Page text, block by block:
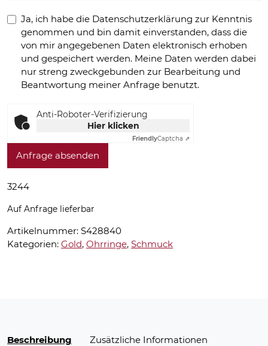
Ja, ich habe die Datenschutzerklärung zur Kenntnis
genommen und bin damit einverstanden, dass die
von mir angegebenen Daten elektronisch erhoben
und gespeichert werden. Meine Daten werden dabei
nur streng zweckgebunden zur Bearbeitung und
Beantwortung meiner Anfrage benutzt.
Anti-Roboter-Verifizierung
Hier klicken
FriendlyCaptcha ⇗
Anfrage absenden
3244
Auf Anfrage lieferbar
Artikelnummer: S428840
Kategorien: Gold, Ohrringe, Schmuck
Beschreibung
Zusätzliche Informationen